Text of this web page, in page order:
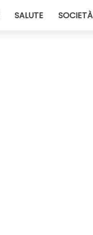
SALUTE SOCIETÀ